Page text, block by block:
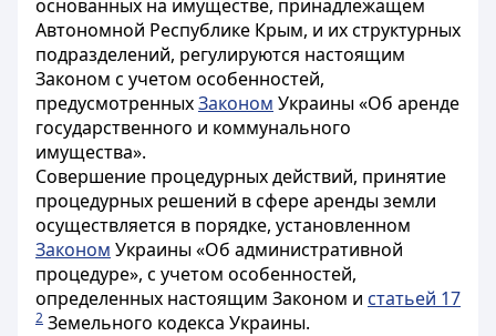
основанных на имуществе, принадлежащем
Автономной Республике Крым, и их структурных
подразделений, регулируются настоящим
Законом с учетом особенностей,
предусмотренныхЗаконом Украины «Об аренде
государственного и коммунального
имущества».
Совершение процедурных действий, принятие
процедурных решений в сфере аренды земли
осуществляется в порядке, установленном
Законом Украины «Об административной
процедуре», с учетом особенностей,
определенных настоящим Законом и статьей 17
2 Земельного кодекса Украины.